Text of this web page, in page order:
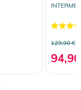
129,90 €